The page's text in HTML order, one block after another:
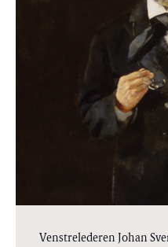
Venstrelederen Johan